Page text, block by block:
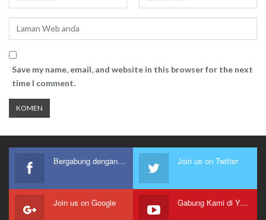
Save my name, email, and website in this browser for the next
time I comment.
Bergabung dengan kami Join us on Twitter
Join us on Google Gabung Kami di Youtube